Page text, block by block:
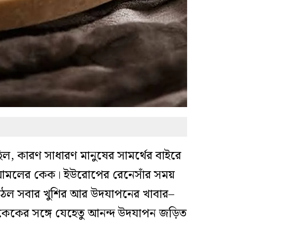
কারণ সাধারণ মানুষের সামর্থের বাইরে
আমলের কেক। ইউরোপের রেনেসাঁর সময়
সবার খুশির আর উদযাপনের খাবার–
কেকের সঙ্গে যেহেতু আনন্দ উদযাপন জড়িত